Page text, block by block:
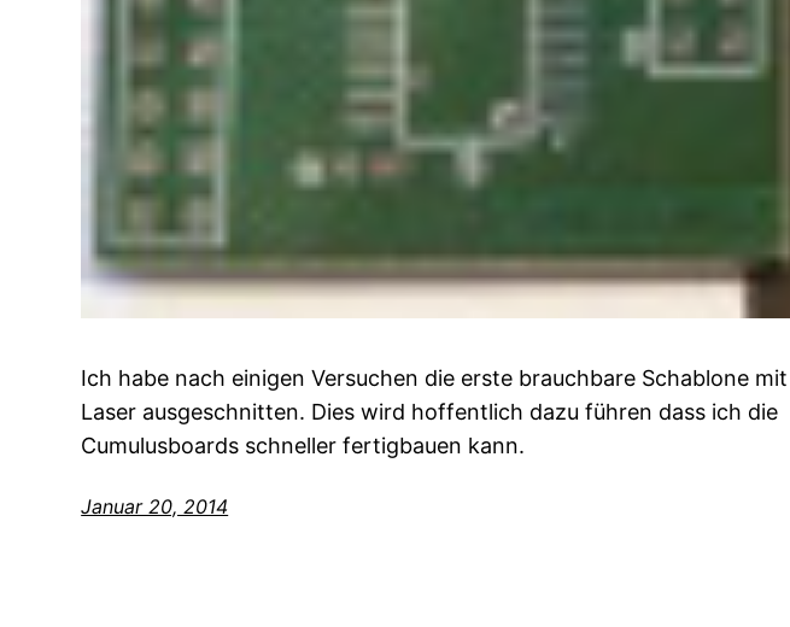
Ich habe nach einigen Versuchen die erste brauchbare Schablone
Laser ausgeschnitten. Dies wird hoffentlich dazu führen dass ich die
Cumulusboards schneller fertigbauen kann.
Januar 20, 2014